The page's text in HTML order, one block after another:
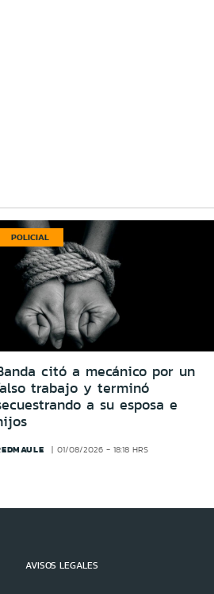
POLICIAL
citó a mecánico por un
trabajo y terminó
a su esposa e
01/08/2026 - 18:18 HRS
AVISOS LEGALES